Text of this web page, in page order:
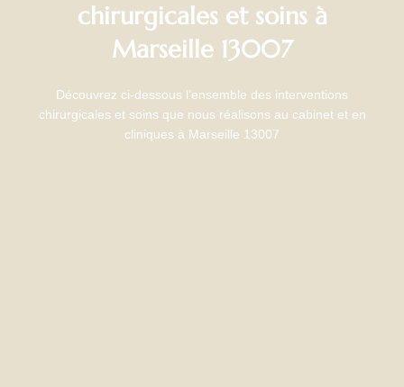
chirurgicales et soins à
Marseille 13007
Découvrez ci-dessous l’ensemble des interventions
chirurgicales et soins que nous réalisons au cabinet et en
cliniques à Marseille 13007